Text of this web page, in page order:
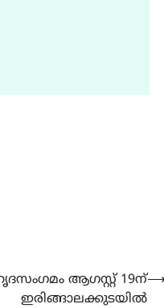
ആഗസ്റ്റ് 19ന്
ഇരിങ്ങാലക്കുടയിൽ